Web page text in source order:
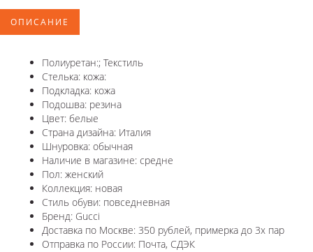
ОПИСАНИЕ
Полиуретан:; Текстиль
Стелька: кожа:
Подкладка: кожа
Подошва: резина
Цвет: белые
Страна дизайна: Италия
Шнуровка: обычная
Наличие в магазине: средне
Пол: женский
Коллекция: новая
Стиль обуви: повседневная
Бренд: Gucci
Доставка по Москве: 350 рублей, примерка до 3х пар
Отправка по России: Почта, СДЭК